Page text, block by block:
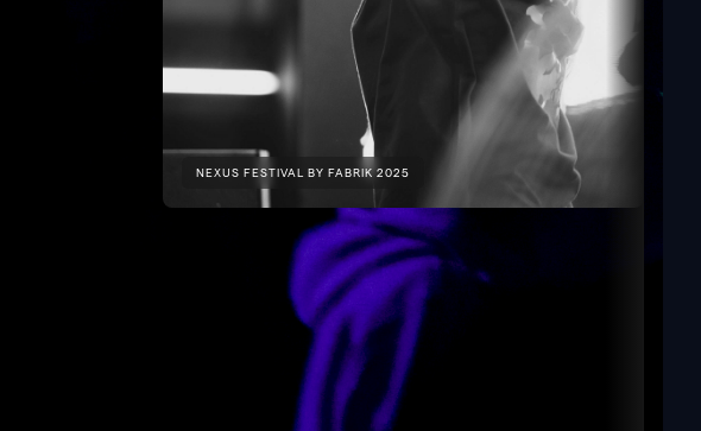
NEXUS FESTIVAL BY FABRIK 2025